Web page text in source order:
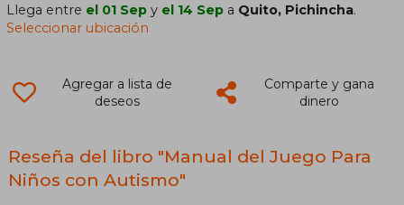
Llega entre el 01 Sep y el 14 Sep a Quito, Pichincha.
Seleccionar ubicación
Agregar a lista de
deseos
Comparte y gana
dinero
Reseña del libro "Manual del Juego Para
Niños con Autismo"